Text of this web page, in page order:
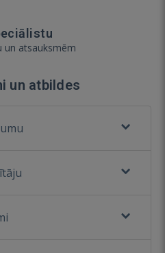
un atsauksmēm
un atbildes